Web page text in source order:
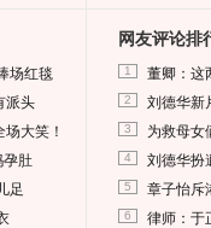
场红毯
派头
大笑！
孕肚
足
网友评论排
1 董卿：这
2 刘德华新
3 为救母女
4 刘德华扮
5 章子怡斥
6 律师：于